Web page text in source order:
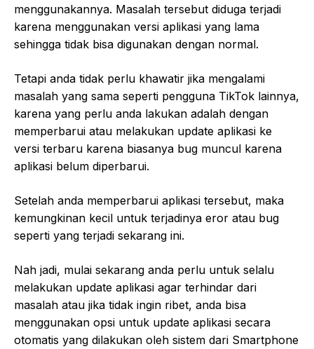
menggunakannya. Masalah tersebut diduga terjadi
karena menggunakan versi aplikasi yang lama
sehingga tidak bisa digunakan dengan normal.
Tetapi anda tidak perlu khawatir jika mengalami
masalah yang sama seperti pengguna TikTok lainnya,
karena yang perlu anda lakukan adalah dengan
memperbarui atau melakukan update aplikasi ke
versi terbaru karena biasanya bug muncul karena
aplikasi belum diperbarui.
Setelah anda memperbarui aplikasi tersebut, maka
kemungkinan kecil untuk terjadinya eror atau bug
seperti yang terjadi sekarang ini.
Nah jadi, mulai sekarang anda perlu untuk selalu
melakukan update aplikasi agar terhindar dari
masalah atau jika tidak ingin ribet, anda bisa
menggunakan opsi untuk update aplikasi secara
otomatis yang dilakukan oleh sistem dari Smartphone